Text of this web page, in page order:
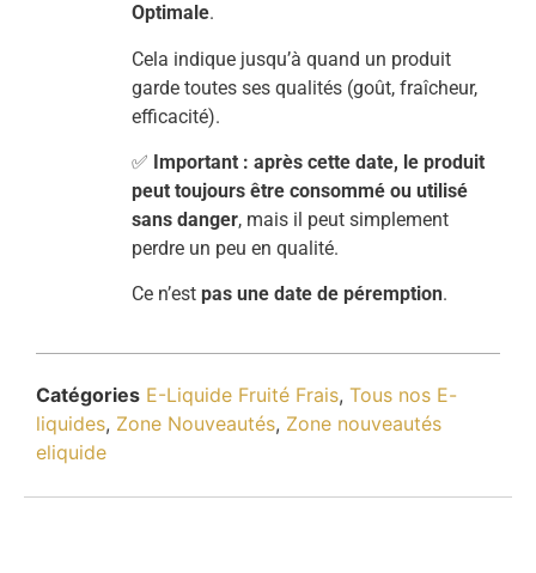
Optimale.
Cela indique jusqu’à quand un produit
garde toutes ses qualités (goût, fraîcheur,
efficacité).
✅ Important : après cette date, le produit
peut toujours être consommé ou utilisé
sans danger, mais il peut simplement
perdre un peu en qualité.
Ce n’est pas une date de péremption.
Catégories E-Liquide Fruité Frais, Tous nos E-
liquides, Zone Nouveautés, Zone nouveautés
eliquide